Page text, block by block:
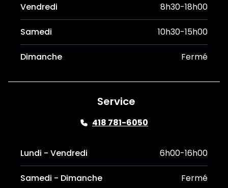
Vendredi 8h30-18h00
Samedi 10h30-15h00
Dimanche Fermé
Service
418 781-6050
Lundi - Vendredi 6h00-16h00
Samedi - Dimanche Fermé